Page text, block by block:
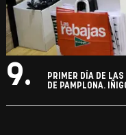
9.
PRIMER DÍA DE
DE PAMPLONA.